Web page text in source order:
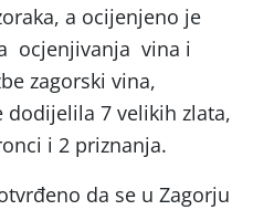
a ocijenjeno je
ocjenjivanja vina i
zagorski vina,
7 velikih zlata,
i 2 priznanja.
da se u Zagorju